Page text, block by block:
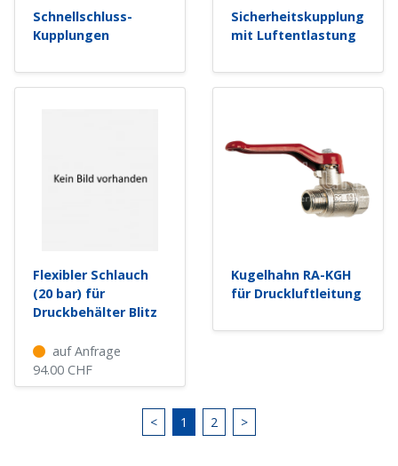
Schnellschluss-
Kupplungen
Sicherheitskupplung
mit Luftentlastung
Flexibler Schlauch
(20 bar) für
Druckbehälter Blitz
auf Anfrage
94.00 CHF
Kugelhahn RA-KGH
für Druckluftleitung
< 1 2 >